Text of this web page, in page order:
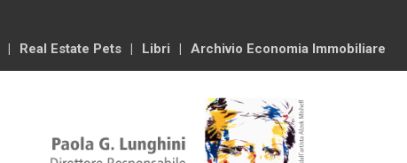
Real Estate Pets Libri Archivio Economia Immobiliare